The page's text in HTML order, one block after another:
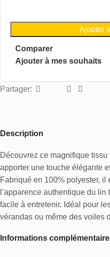
Ajouter
Comparer
Ajouter à mes souhaits
Partager:
Description
Découvrez ce magnifique
apporter une touche élégante
Fabriqué en 100% polyester, il
l’apparence authentique du
facile à entretenir. Idéal pour
vérandas ou même des voiles
Informations